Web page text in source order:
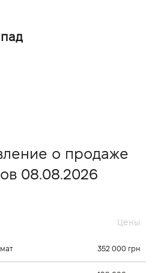
о продаже
08.08.2026
Цены
352 000 грн